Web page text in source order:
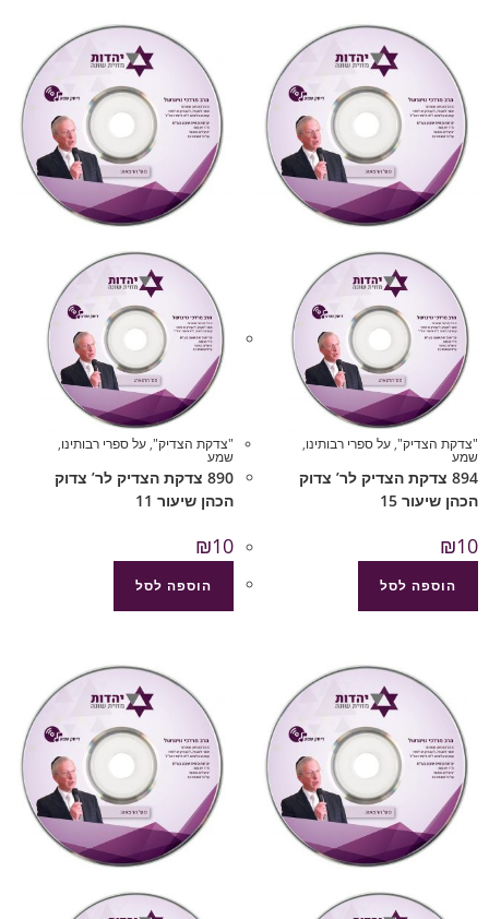
"צדקת הצדיק",על ספרי רבותינו,
שמע
894 צדקת הצדיק לר’ צדוק
הכהן שיעור 15
₪10
הוספה לסל
"צדקת הצדיק",על ספרי רבותינו,
שמע
890 צדקת הצדיק לר’ צדוק
הכהן שיעור 11
₪10
הוספה לסל